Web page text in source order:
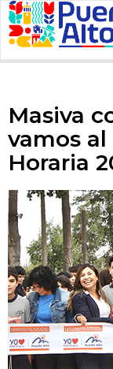
Masiva
vamos
Horaria